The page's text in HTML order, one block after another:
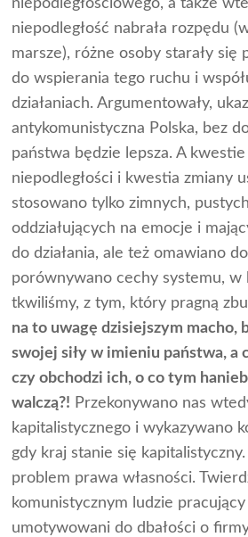
niepodległościowego, a także
niepodległość nabrała rozpędu
marsze), różne osoby starały się
do wspierania tego ruchu i
działaniach. Argumentowały,
antykomunistyczna Polska, bez
państwa będzie lepsza. A
niepodległości i kwestia zmiany
stosowano tylko zimnych,
oddziałujących na emocje i
do działania, ale też omawiano
porównywano cechy systemu, w
tkwiliśmy, z tym, który pragną
na to uwagę dzisiejszym macho,
swojej siły w imieniu państwa, a
czy obchodzi ich, o co tym
walczą?! Przekonywano nas
kapitalistycznego i wykazywano
gdy kraj stanie się
problem prawa własności.
komunistycznym ludzie pracujący
umotywowani do dbałości o